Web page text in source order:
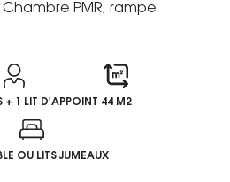
PMR, rampe
+ 1 LIT D'APPOINT 44 M2
OU LITS JUMEAUX